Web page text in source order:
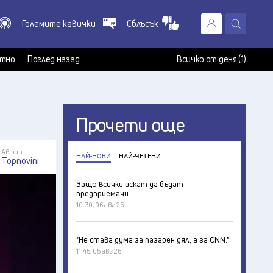
X
Големите кавички Сблъсък
Поглед назад Всичко от деня (1)
Автор:
Topnovini
Прочети още
НАЙ-НОВИ НАЙ-ЧЕТЕНИ
Защо всички искат да бъдат
предприемачи
10:30, 06 авг 26
"Не става дума за пазарен дял, а за CNN."
11:45, 05 авг 26